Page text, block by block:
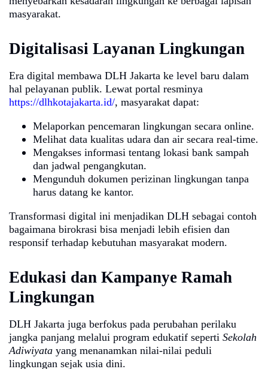
masyarakat.
Digitalisasi Layanan Lingkungan
Era digital membawa DLH Jakarta ke level baru dalam
hal pelayanan publik. Lewat portal resminya
https://dlhkotajakarta.id/, masyarakat dapat:
Melaporkan pencemaran lingkungan secara online.
Melihat data kualitas udara dan air secara real-time.
Mengakses informasi tentang lokasi bank sampah
dan jadwal pengangkutan.
Mengunduh dokumen perizinan lingkungan tanpa
harus datang ke kantor.
Transformasi digital ini menjadikan DLH sebagai contoh
bagaimana birokrasi bisa menjadi lebih efisien dan
responsif terhadap kebutuhan masyarakat modern.
Edukasi dan Kampanye Ramah
Lingkungan
DLH Jakarta juga berfokus pada perubahan perilaku
jangka panjang melalui program edukatif seperti Sekolah
Adiwiyata yang menanamkan nilai-nilai peduli
lingkungan sejak usia dini.